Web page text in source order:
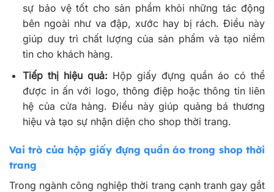
sự bảo vệ tốt cho sản phẩm khỏi những tác động
bên ngoài như va đập, xước hay bị rách. Điều này
giúp duy trì chất lượng của sản phẩm và tạo niềm
tin cho khách hàng.
Tiếp thị hiệu quả: Hộp giấy đựng quần áo có thể
được in ấn với logo, thông điệp hoặc thông tin liên
hệ của cửa hàng. Điều này giúp quảng bá thương
hiệu và tạo sự nhận diện cho shop thời trang.
Vai trò của hộp giấy đựng quần áo trong shop thời
trang
Trong ngành công nghiệp thời trang cạnh tranh gay gắt